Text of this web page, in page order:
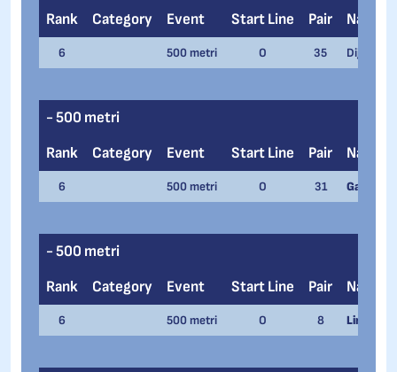
Rank
Category Event Start Line Pair Name
6 500 metri O 35 Dijk Nino
- 500 metri
Rank
Category Event Start Line Pair Name
6 500 metri O 31 Gabriele
- 500 metri
Rank
Category Event Start Line Pair Name
6 500 metri O 8 Linda